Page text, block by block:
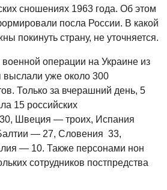
сношениях 1963 года. Об этом
посла России. В какой
покинуть страну, не уточняется.
операции на Украине из
уже около 300
Только за вчерашний день, 5
15 российских
Швеция — троих, Испания
— 27, Словения 33,
— 10. Также персонами нон
сотрудников постпредства